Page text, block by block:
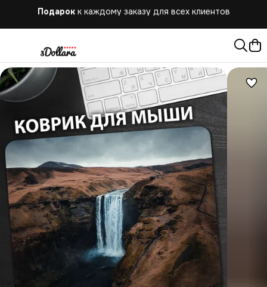
Бесплатная доставка при заказе от 10.000 руб.